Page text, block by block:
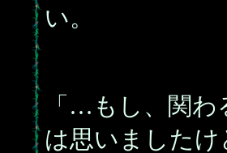
い。
「…もし、関
は思いましたけ